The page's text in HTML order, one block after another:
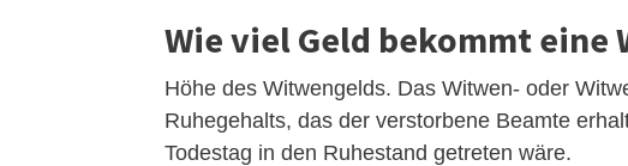
Wie viel Geld bekommt eine
Höhe des Witwengelds. Das Witwen- oder
Ruhegehalts, das der verstorbene Beamte
Todestag in den Ruhestand getreten wäre.